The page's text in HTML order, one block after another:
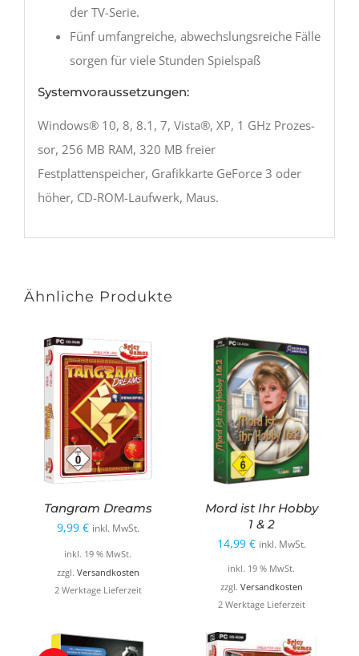
der TV-Serie.
Fünf umfangreiche, abwechslungsreiche Fälle
sorgen für viele Stunden Spielspaß
Systemvoraussetzungen:
Windows® 10, 8, 8.1, 7, Vista®, XP, 1 GHz Prozes-
sor, 256 MB RAM, 320 MB freier
Festplattenspeicher, Grafikkarte GeForce 3 oder
höher, CD-ROM-Laufwerk, Maus.
Ähnliche Produkte
Tangram Dreams
9,99 € inkl. MwSt.
inkl. 19 % MwSt.
zzgl. Versandkosten
2 Werktage Lieferzeit
Mord ist Ihr Hobby
1 & 2
14,99 € inkl. MwSt.
inkl. 19 % MwSt.
zzgl. Versandkosten
2 Werktage Lieferzeit